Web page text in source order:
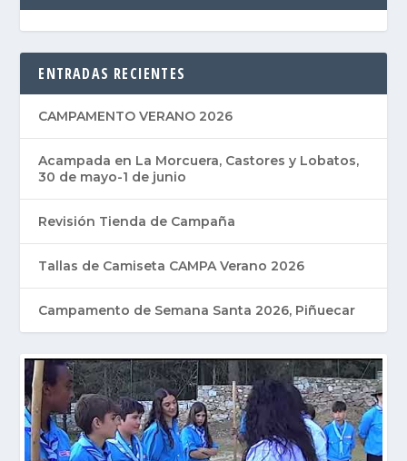
ENTRADAS RECIENTES
CAMPAMENTO VERANO 2026
Acampada en La Morcuera, Castores y Lobatos,
30 de mayo-1 de junio
Revisión Tienda de Campaña
Tallas de Camiseta CAMPA Verano 2026
Campamento de Semana Santa 2026, Piñuecar